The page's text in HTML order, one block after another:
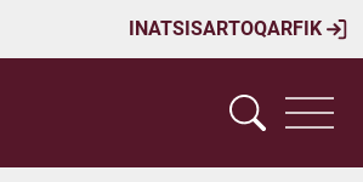
INATSISARTOQARFIK